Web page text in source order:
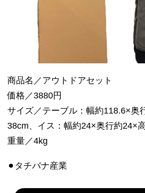
商品名／アウトドアセット
価格／3880円
サイズ／テーブル：幅約118.6×奥
38cm、イス：幅約24×奥行約24×
重量／4kg
⚫︎タチバナ産業